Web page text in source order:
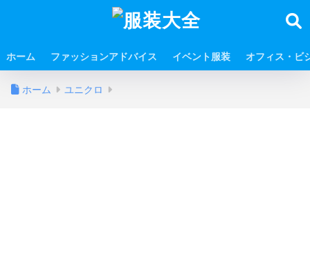
ホーム ファッションアドバイス イベント服装 オフィス・ビ
ホーム ユニクロ